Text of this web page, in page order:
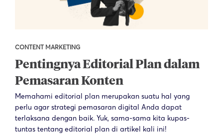
CONTENT MARKETING
Pentingnya Editorial Plan dalam
Pemasaran Konten
Memahami editorial plan merupakan suatu hal yang
perlu agar strategi pemasaran digital Anda dapat
terlaksana dengan baik. Yuk, sama-sama kita kupas-
tuntas tentang editorial plan di artikel kali ini!